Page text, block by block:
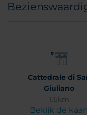
Cattedrale di
Giuliano
1.6km
Bekijk de